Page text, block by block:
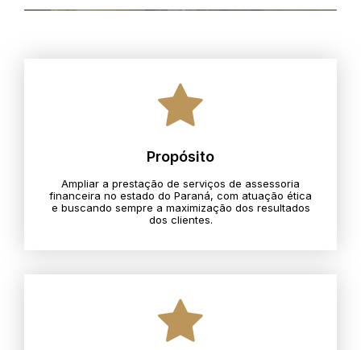
Propósito
Ampliar a prestação de serviços de assessoria
financeira no estado do Paraná, com atuação ética
e buscando sempre a maximização dos resultados
dos clientes.